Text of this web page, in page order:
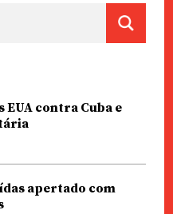
EUA contra Cuba e
apertado com